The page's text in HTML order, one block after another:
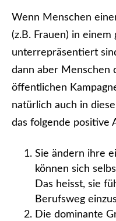
Wenn Menschen
(z.B. Frauen) in
unterrepräsentiert
dann aber Menschen
öffentlichen
natürlich auch in
das folgende positive
Sie ändern ihre
können sich
Das heisst, sie
Berufsweg
Die dominante